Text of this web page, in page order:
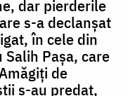
dar pierderile
s-a declanșat
în cele din
Pașa, care
de
s-au predat,